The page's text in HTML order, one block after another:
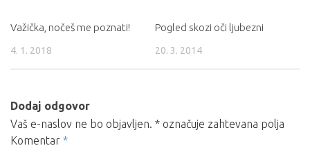
Važička, nočeš me poznati!
4. 1. 2018
Pogled skozi oči ljubezni
20. 3. 2014
Dodaj odgovor
Vaš e-naslov ne bo objavljen. * označuje zahtevana polja
Komentar *